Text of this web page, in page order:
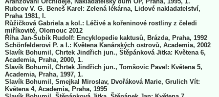
Rubcov V. G. Beneš Karel: Zelená lékárna, Lidové nakladatelství,
Praha 1981, I.
Růžičková Gabriela a kol.: Léčivé a kořeninové rostliny z čeledi
miříkovité, Olomouc 2012
Říha Jan-Šubík Rudolf: Encyklopedie kaktusů, Brázda, Praha, 1992
Schönfelderovi P. a I.: Květena Kanárských ostrovů, Academia, 2002
Slavík Bohumil, Chrtek Jindřich jun., Štěpánková Jitka: Květena 6,
Academia, Praha, 2000, 1.
Slavík Bohumil, Chrtek Jindřich jun., Tomšovic Pavel: Květena 5,
Academia, Praha, 1997, 1.
Slavík Bohumil, Smejkal Miroslav, Dvořáková Marie, Grulich Vít:
Květena 4, Academia, Praha, 1995